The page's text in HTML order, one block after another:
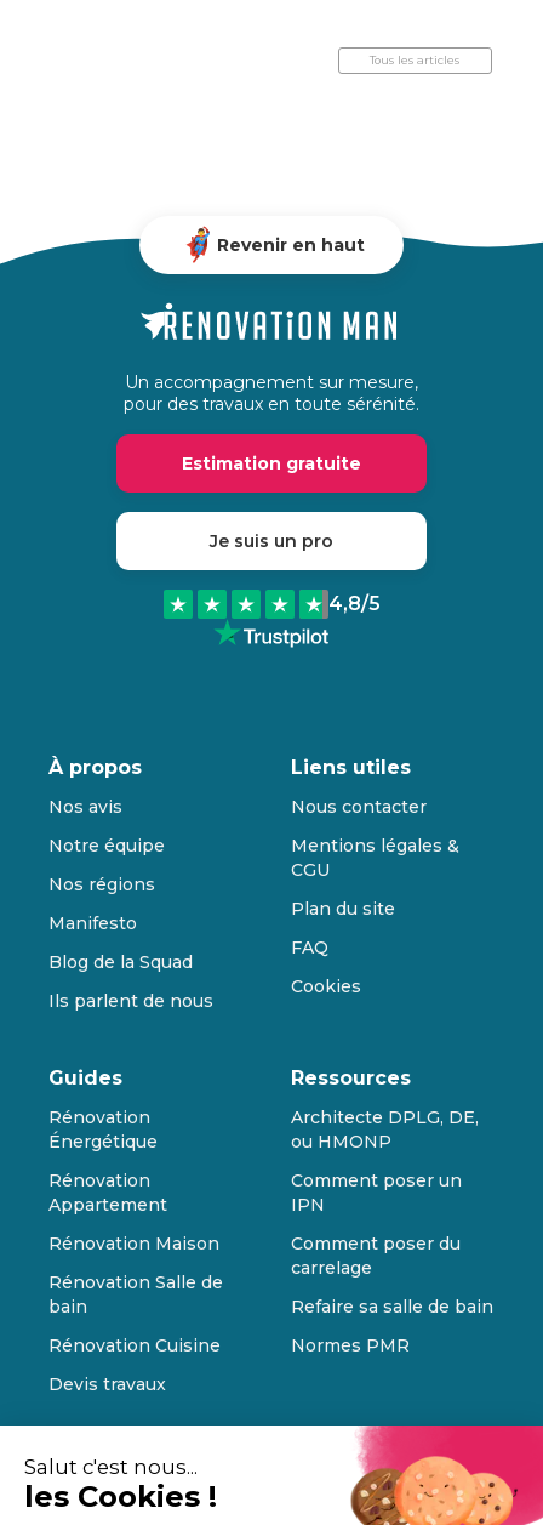
Salut c'est nous...
les Cookies !
Tous les articles
Revenir en haut
Un accompagnement sur mesure,
pour des travaux en toute sérénité.
Estimation gratuite
Je suis un pro
4,8/5
À propos
Nos avis
Notre équipe
Nos régions
Manifesto
Blog de la Squad
Ils parlent de nous
Liens utiles
Nous contacter
Mentions légales &
CGU
Plan du site
FAQ
Cookies
Guides
Rénovation
Énergétique
Rénovation
Appartement
Rénovation Maison
Rénovation Salle de
bain
Rénovation Cuisine
Devis travaux
Ressources
Architecte DPLG, DE,
ou HMONP
Comment poser un
IPN
Comment poser du
carrelage
Refaire sa salle de bain
Normes PMR